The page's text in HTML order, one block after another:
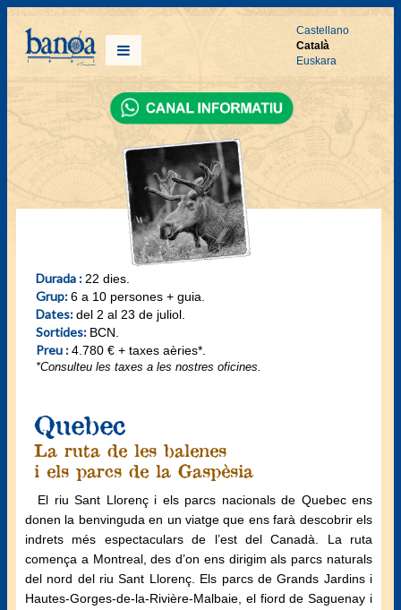
Castellano
Català
Euskara
Quebec
La ruta de les balenes
i els parcs de la Gaspèsia
El riu Sant Llorenç i els parcs nacionals de Quebec ens
donen la benvinguda en un viatge que ens farà descobrir els
indrets més espectaculars de l’est del Canadà. La ruta
comença a Montreal, des d’on ens dirigim als parcs naturals
del nord del riu Sant Llorenç. Els parcs de Grands Jardins i
Hautes-Gorges-de-la-Rivière-Malbaie, el fiord de Saguenay i
Durada : 22 dies.
Grup:6 a 10 persones + guia.
Dates:del 2 al 23 de juliol.
Sortides: BCN.
Preu :4.780 € + taxes aèries*.
*Consulteu les taxes a les nostres oficines.